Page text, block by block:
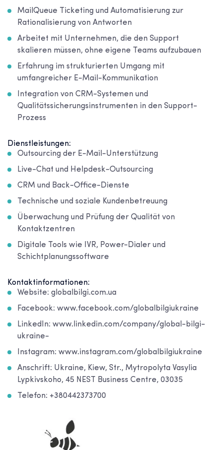
MailQueue Ticketing und Automatisierung zur
Rationalisierung von Antworten
Arbeitet mit Unternehmen, die den Support
skalieren müssen, ohne eigene Teams aufzubauen
Erfahrung im strukturierten Umgang mit
umfangreicher E-Mail-Kommunikation
Integration von CRM-Systemen und
Qualitätssicherungsinstrumenten in den Support-
Prozess
Dienstleistungen:
Outsourcing der E-Mail-Unterstützung
Live-Chat und Helpdesk-Outsourcing
CRM und Back-Office-Dienste
Technische und soziale Kundenbetreuung
Überwachung und Prüfung der Qualität von
Kontaktzentren
Digitale Tools wie IVR, Power-Dialer und
Schichtplanungssoftware
Kontaktinformationen:
Website: globalbilgi.com.ua
Facebook: www.facebook.com/globalbilgiukraine
LinkedIn: www.linkedin.com/company/global-bilgi-
ukraine-
Instagram: www.instagram.com/globalbilgiukraine
Anschrift: Ukraine, Kiew, Str., Mytropolyta Vasylia
Lypkivskoho, 45 NEST Business Centre, 03035
Telefon: +380442373700